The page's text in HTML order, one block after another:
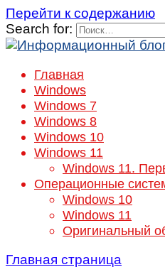
Перейти к содержанию
Search for:
Главная
Windows
Windows 7
Windows 8
Windows 10
Windows 11
Windows 11.
Операционные
Windows 10
Windows 11
Оригинальный
Главная страница